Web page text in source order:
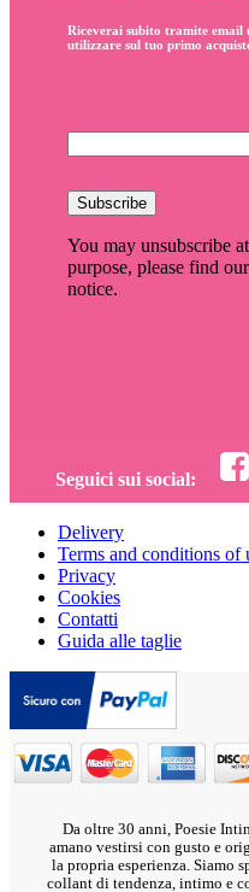
Riceverai subito tramite email
utilizzare sul tuo primo
Subscribe
You may unsubscribe
purpose, please find
notice.
Seguici sui social:
Delivery
Terms and conditions of
Privacy
Cookies
Contatti
Guida alle taglie
Da oltre 30 anni, Poesie
amano vestirsi con gusto e
la propria esperienza. Siamo
collant di tendenza, intimo e